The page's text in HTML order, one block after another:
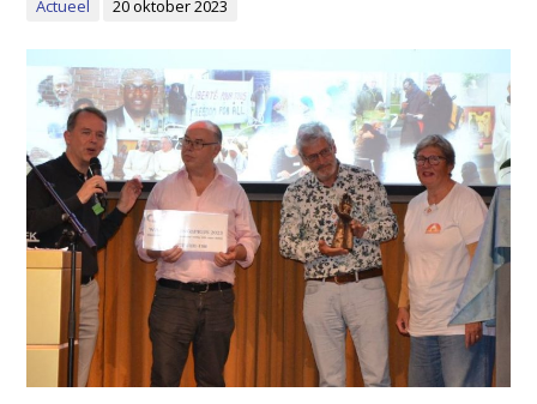
Actueel 20 oktober 2023